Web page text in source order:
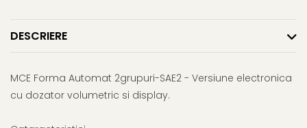
DESCRIERE
MCE Forma Automat 2grupuri-SAE2 - Versiune electronica
cu dozator volumetric si display.